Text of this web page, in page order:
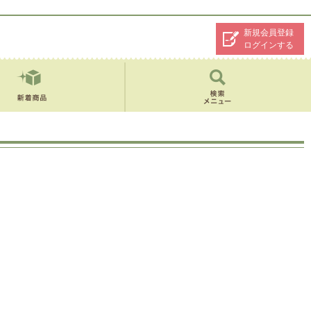
新規会員登録
ログインする